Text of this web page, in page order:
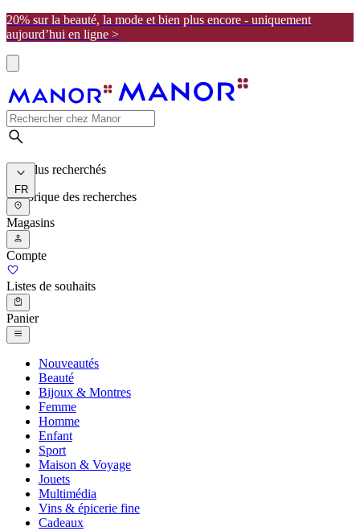
20% sur la beauté, la mode et bien plus encore - uniquement
aujourd’hui en ligne >
Les plus recherchés
Historique des recherches
FR
Magasins
Compte
Listes de souhaits
Panier
Nouveautés
Beauté
Bijoux & Montres
Femme
Homme
Enfant
Sport
Maison & Voyage
Jouets
Multimédia
Vins & épicerie fine
Cadeaux